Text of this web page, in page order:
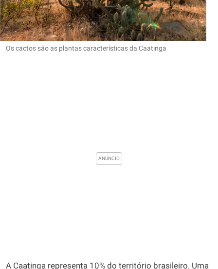
Os cactos são as plantas características da Caatinga
A Caatinga representa 10% do território brasileiro. Uma